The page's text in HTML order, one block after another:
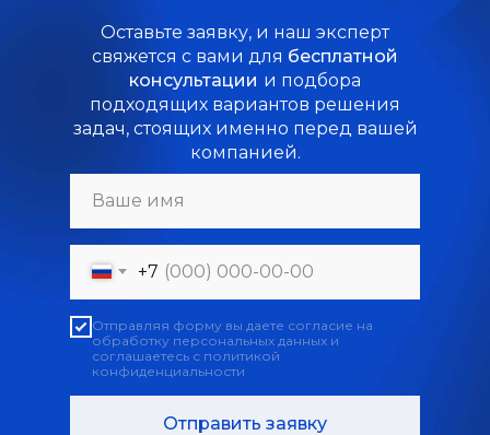
Оставьте заявку, и наш эксперт
свяжется с вами для бесплатной
консультации и подбора
подходящих вариантов решения
задач, стоящих именно перед вашей
компанией.
+7
Отправляя форму вы даете согласие на
обработку персональных данных и
соглашаетесь с политикой
конфиденциальности
Отправить заявку